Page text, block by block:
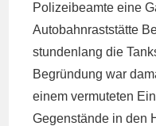
Polizeibeamte eine
Autobahnraststätte
stundenlang die
Begründung war
einem vermuteten
Gegenstände in den